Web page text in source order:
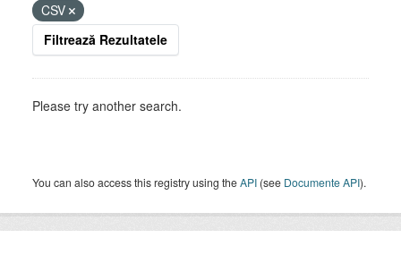
CSV
Filtrează Rezultatele
Please try another search.
You can also access this registry using theAPI (see Documente API).